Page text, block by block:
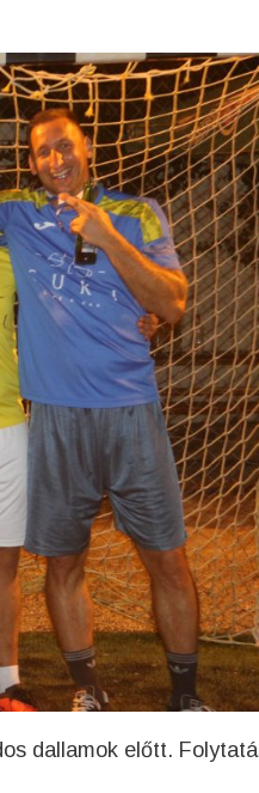
dallamok előtt.